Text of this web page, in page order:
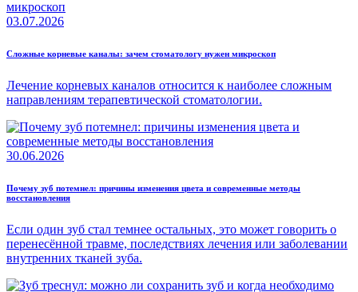
03.07.2026
Сложные корневые каналы: зачем стоматологу нужен микроскоп
Лечение корневых каналов относится к наиболее сложным
направлениям терапевтической стоматологии.
30.06.2026
Почему зуб потемнел: причины изменения цвета и современные методы
восстановления
Если один зуб стал темнее остальных, это может говорить о
перенесённой травме, последствиях лечения или заболевании
внутренних тканей зуба.